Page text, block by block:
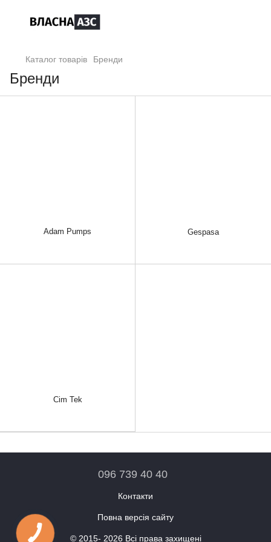
Каталог товарів Бренди
Бренди
Adam Pumps Gespasa
Cim Tek
096 739 40 40
Контакти
Повна версія сайту
© 2015- 2026 Всі права захищені